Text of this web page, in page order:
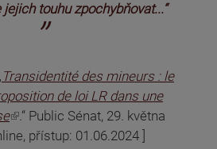
touhu zpochybňovat...“
Transidentité des mineurs : le
de loi LR dans une
.“ Public Sénat, 29. května
přístup: 01.06.2024 ]